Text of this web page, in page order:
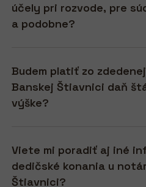
účely pri rozvode, pre
a podobne?
Budem platiť zo
Banskej Štiavnici daň
výške?
Viete mi poradiť aj iné
dedičské konania u
Štiavnici?